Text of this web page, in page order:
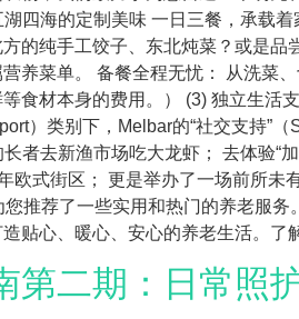
四海的定制美味 一日三餐，承载
的纯手工饺子、东北炖菜？或是
养菜单。 备餐全程无忧： 从洗菜
食材本身的费用。） (3) 独立生活
）类别下，Melbar的“社交支持”
者去新渔市场吃大龙虾； 去体验“
欧式街区； 更是举办了一场前所
推荐了一些实用和热门的养老服
贴心、暖心、安心的养老生活。
第二期：日常照